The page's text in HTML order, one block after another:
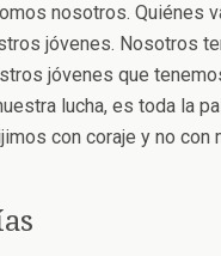
nosotros. Quiénes
jóvenes. Nosotros
jóvenes que
lucha, es toda la
con coraje y no con